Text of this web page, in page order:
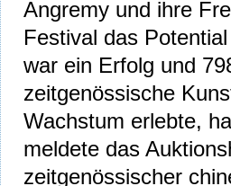
Angremy und ihre
Festival das
war ein Erfolg und
zeitgenössische
Wachstum erlebte,
meldete das
zeitgenössischer